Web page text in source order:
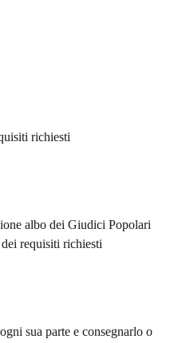
richiesti
albo dei Giudici Popolari
requisiti richiesti
sua parte e consegnarlo o